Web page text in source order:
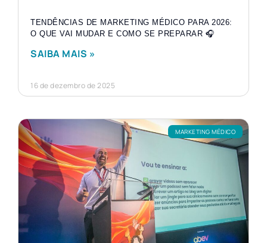
TENDÊNCIAS DE MARKETING MÉDICO PARA 2026:
O QUE VAI MUDAR E COMO SE PREPARAR 🎧
SAIBA MAIS »
16 de dezembro de 2025
MARKETING MÉDICO